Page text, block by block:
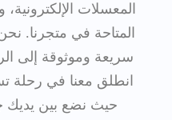
المعسلات
المتاحة في متجرنا.
سريعة وموثوقة إلى
انطلق معنا في رحلة
حيث نضع بين يديك